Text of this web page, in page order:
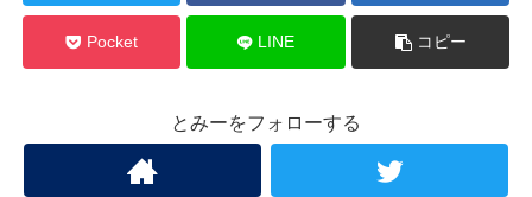
Pocket LINE コピー
とみーをフォローする